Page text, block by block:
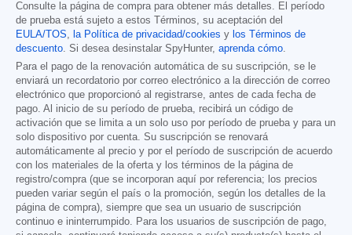
Consulte la página de compra para obtener más detalles. El período
de prueba está sujeto a estos Términos, su aceptación del
EULA/TOS, la Política de privacidad/cookies y los Términos de
descuento. Si desea desinstalar SpyHunter, aprenda cómo.
Para el pago de la renovación automática de su suscripción, se le
enviará un recordatorio por correo electrónico a la dirección de correo
electrónico que proporcionó al registrarse, antes de cada fecha de
pago. Al inicio de su período de prueba, recibirá un código de
activación que se limita a un solo uso por período de prueba y para un
solo dispositivo por cuenta. Su suscripción se renovará
automáticamente al precio y por el período de suscripción de acuerdo
con los materiales de la oferta y los términos de la página de
registro/compra (que se incorporan aquí por referencia; los precios
pueden variar según el país o la promoción, según los detalles de la
página de compra), siempre que sea un usuario de suscripción
continuo e ininterrumpido. Para los usuarios de suscripción de pago,